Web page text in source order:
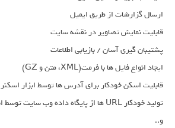
ارسال گزارشات از طریق ایمیل
قابلیت نمایش تصاویر در نقشه سایت
پشتیبان گیری آسان / بازیابی اطلاعات
ایجاد انواع فایل ها با فرمت(XML، متن و GZ)
قابلیت اسکن خودکار برای آدرس ها توسط ابزار اسکنر URL
تولید خودکار URL ها از پایگاه داده وب سایت توسط ابزار پایگاه داده
و..